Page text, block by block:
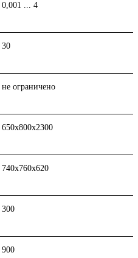
0,001 ... 4
30
не ограничено
650х800х2300
740х760х620
300
900